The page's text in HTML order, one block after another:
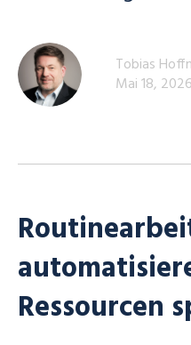
Tobias
Mai 18, 2026
Ressourcen